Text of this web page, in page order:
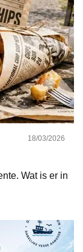
18/03/2026
Wat is er in